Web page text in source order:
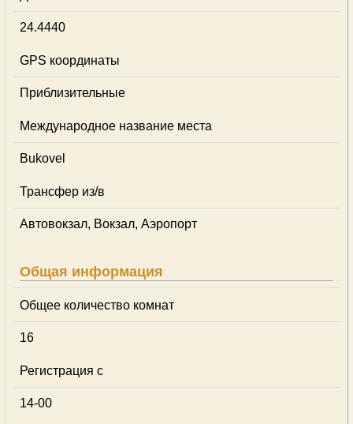
24.4440
GPS координаты
Приблизительные
Международное название места
Bukovel
Трансфер из/в
Автовокзал, Вокзал, Аэропорт
Общая информация
Общее количество комнат
16
Регистрация с
14-00